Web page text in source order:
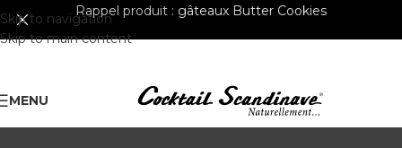
Skip to navigation
Skip to main content
Rappel produit : gâteaux Butter Cookies
MENU